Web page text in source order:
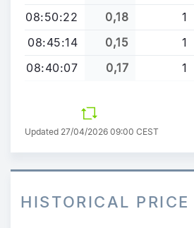
08:50:22
0,18 1
08:45:14
0,15 1
08:40:07
0,17 1
Updated 27/04/2026 09:00 CEST
HISTORICAL PRICE